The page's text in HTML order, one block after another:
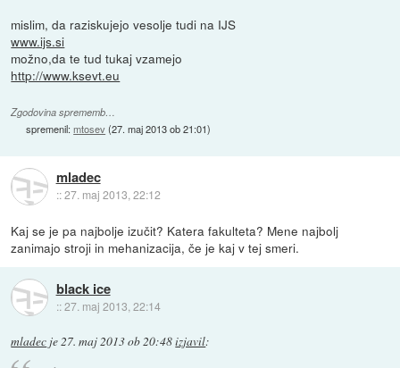
mislim, da raziskujejo vesolje tudi na IJS
www.ijs.si
možno,da te tud tukaj vzamejo
http://www.ksevt.eu
Zgodovina sprememb…
spremenil:mtosev(27. maj 2013 ob 21:01)
mladec
::27. maj 2013, 22:12
Kaj se je pa najbolje izučit? Katera fakulteta? Mene najbolj
zanimajo stroji in mehanizacija, če je kaj v tej smeri.
black ice
::27. maj 2013, 22:14
mladec je27. maj 2013 ob 20:48izjavil: